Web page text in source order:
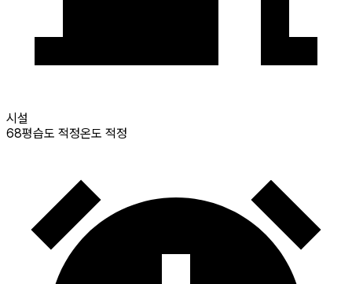
시설
68평습도 적정온도 적정